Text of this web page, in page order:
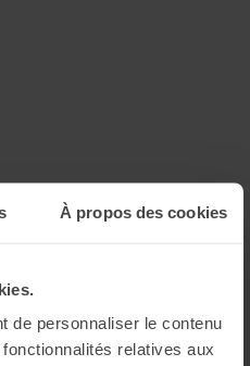
À propos des cookies
de personnaliser le contenu
relatives aux
100 activités